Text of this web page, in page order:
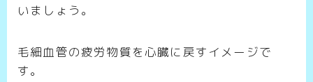
いましょう。
毛細血管の疲労物質を心臓に戻すイメージで
す。